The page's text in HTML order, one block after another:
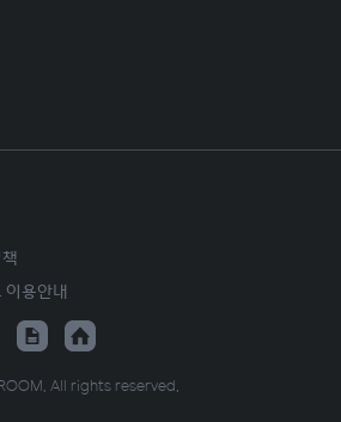
용안내
All rights reserved.